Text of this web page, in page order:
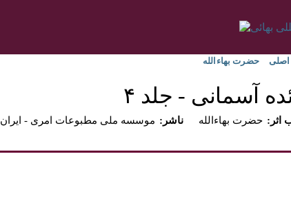
حضرت بهاءالله
آسمانى - جلد ۴
موسسه ملی مطبوعات امری - ايران ۱۲۹ بديع :ناشر حضرت بهاءالله
اثر